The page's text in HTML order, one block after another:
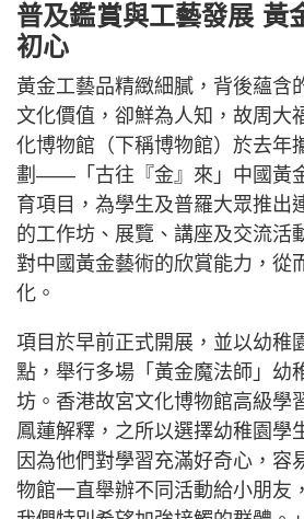
普及鑑賞與工藝發展 黃
初心
黃金工藝品精緻細膩，背後蘊含
文化價值，卻鮮為人知，故周大
化博物館（下稱博物館）於去年
劃——「古往『金』來」中國黃
育項目，為學生及普羅大眾推出
的工作坊、展覽、講座及交流活
對中國黃金藝術的欣賞能力，從
化。
項目於早前正式開展，並以幼稚
點，舉行多場「黃金魔法師」幼
坊。香港故宮文化博物館高級學
鳳蓮解釋，之所以選擇幼稚園學
因為他們對學習充滿好奇心，容
物館一直舉辦不同活動給小朋友